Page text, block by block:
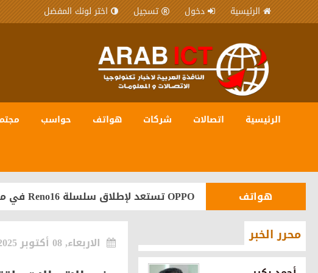
الرئيسية دخول تسجيل اختر لونك المفضل
الرئيسية اتصالات شركات هواتف حواسب
مجتمع
أورنچ مصر تواصل رعاية «إيناكتس مصر»
هواتف
OPPO تستعد لإطلاق سلسلة Reno16 في مصر بقدرات متطورة للذكاء الاصطناعي
شركات
اورنچ تقود مشروع رقمنة تراث ماسبيرو
مجتمع
محمد عيسى رئيسًا ورامي كاطو نائبًا.. جمعية
الاربعاء, 08 أكتوبر 2025 محرر الخبر